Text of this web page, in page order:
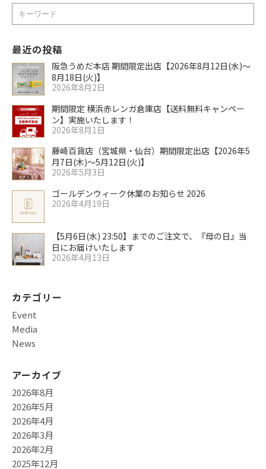
検
索
最近の投稿
阪急うめだ本店 期間限定出店【2026年8月12日(水)～
8月18日(火)】
2026年8月2日
期間限定 横浜赤レンガ倉庫店【送料無料キャンペー
ン】実施いたします！
2026年8月1日
藤崎百貨店（宮城県・仙台）期間限定出店【2026年5
月7日(木)～5月12日(火)】
2026年5月3日
ゴールデンウィーク休業のお知らせ 2026
2026年4月19日
【5月6日(水) 23:50】までのご注文で、『母の日』当
日にお届けいたします
2026年4月13日
カテゴリー
Event
Media
News
アーカイブ
2026年8月
2026年5月
2026年4月
2026年3月
2026年2月
2025年12月